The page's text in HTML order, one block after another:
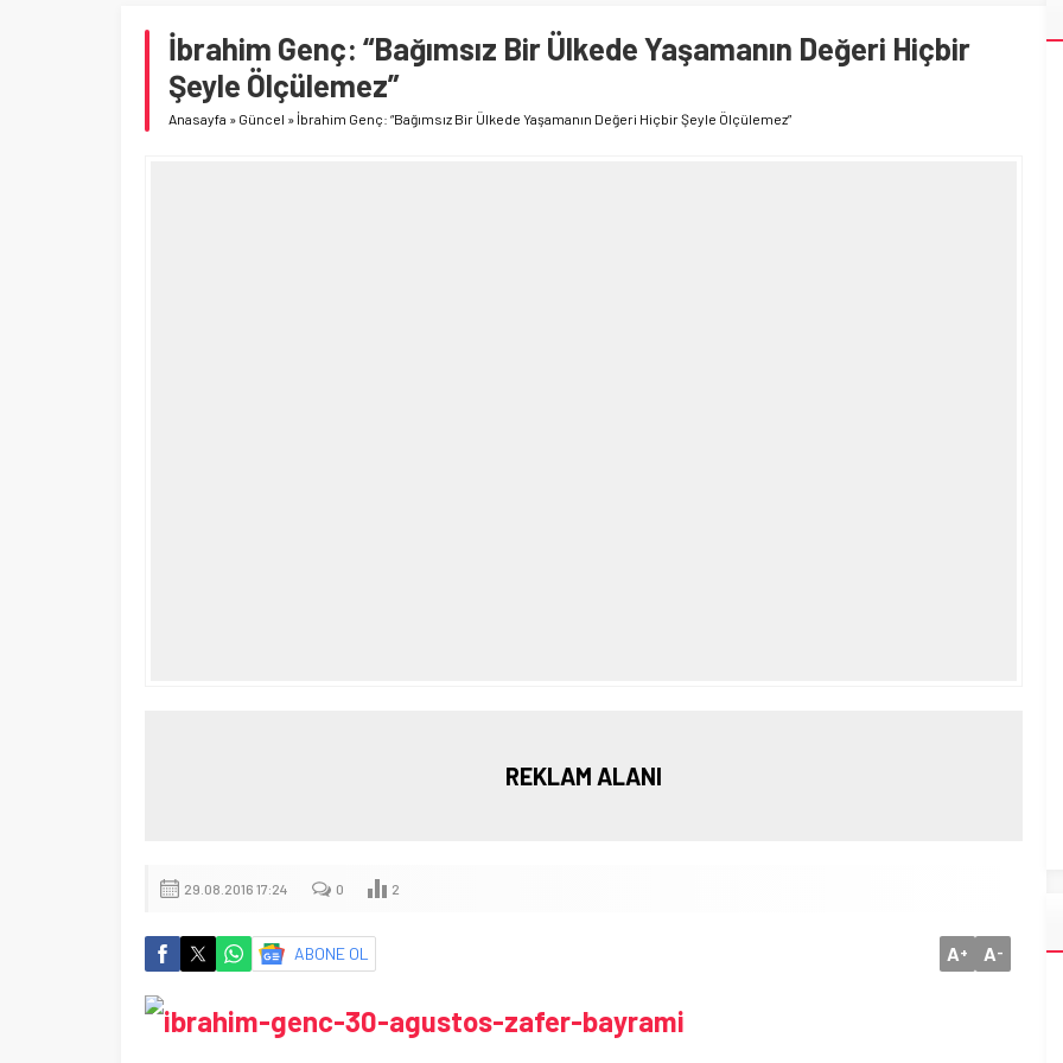
İbrahim Genç: “Bağımsız Bir Ülkede Yaşamanın Değeri Hiçbir
Şeyle Ölçülemez”
Anasayfa » Güncel » İbrahim Genç: “Bağımsız Bir Ülkede Yaşamanın Değeri Hiçbir Şeyle Ölçülemez”
REKLAM ALANI
29.08.2016 17:24 0 2
ABONE OL A+ A-